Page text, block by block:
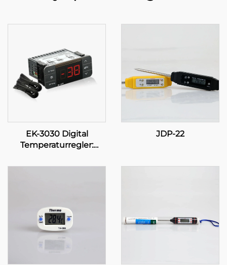
EK-3030 Digital
Temperaturregler:
temperaturreglering för
JDP-22